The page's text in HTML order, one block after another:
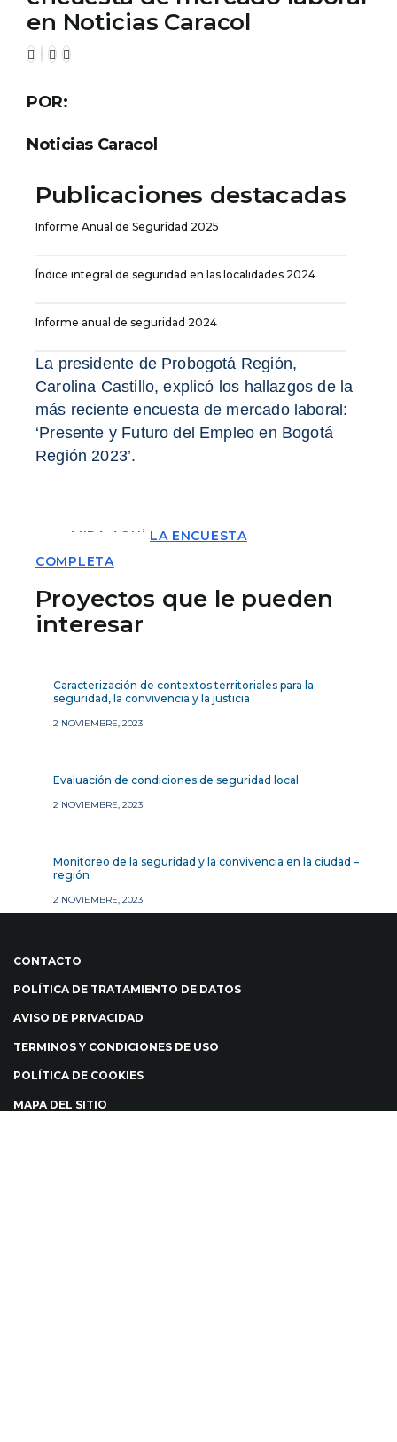
en Noticias Caracol
POR:
Noticias Caracol
Publicaciones destacadas
Informe Anual de Seguridad 2025
Índice integral de seguridad en las localidades 2024
Informe anual de seguridad 2024
La presidente de Probogotá Región,
Carolina Castillo, explicó los hallazgos de la
más reciente encuesta de mercado laboral :
‘Presente y Futuro del Empleo en Bogotá
Región 2023’.
MIRA AQUÍ LA ENCUESTA
COMPLETA
Proyectos que le pueden
interesar
Caracterización de contextos territoriales para la
seguridad, la convivencia y la justicia
2 NOVIEMBRE, 2023
Evaluación de condiciones de seguridad local
2 NOVIEMBRE, 2023
Monitoreo de la seguridad y la convivencia en la ciudad –
región
2 NOVIEMBRE, 2023
CONTACTO
POLÍTICA DE TRATAMIENTO DE DATOS
AVISO DE PRIVACIDAD
TERMINOS Y CONDICIONES DE USO
POLÍTICA DE COOKIES
MAPA DEL SITIO